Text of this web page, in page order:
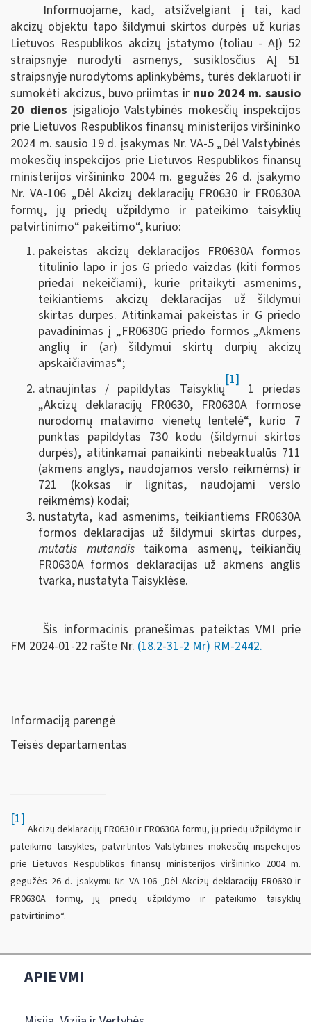
Informuojame, kad, atsižvelgiant į tai, kad
akcizų objektu tapo šildymui skirtos durpės už kurias
Lietuvos Respublikos akcizų įstatymo (toliau - AĮ) 52
straipsnyje nurodyti asmenys, susiklosčius AĮ 51
straipsnyje nurodytoms aplinkybėms, turės deklaruoti ir
sumokėti akcizus, buvo priimtas ir nuo 2024 m. sausio
20 dienos įsigaliojo Valstybinės mokesčių inspekcijos
prie Lietuvos Respublikos finansų ministerijos viršininko
2024 m. sausio 19 d. įsakymas Nr. VA-5 „Dėl Valstybinės
mokesčių inspekcijos prie Lietuvos Respublikos finansų
ministerijos viršininko 2004 m. gegužės 26 d. įsakymo
Nr. VA-106 „Dėl Akcizų deklaracijų FR0630 ir FR0630A
formų, jų priedų užpildymo ir pateikimo taisyklių
patvirtinimo“ pakeitimo“, kuriuo:
pakeistas akcizų deklaracijos FR0630A formos
titulinio lapo ir jos G priedo vaizdas (kiti formos
priedai nekeičiami), kurie pritaikyti asmenims,
teikiantiems akcizų deklaracijas už šildymui
skirtas durpes. Atitinkamai pakeistas ir G priedo
pavadinimas į „FR0630G priedo formos „Akmens
anglių ir (ar) šildymui skirtų durpių akcizų
apskaičiavimas“;
atnaujintas / papildytas Taisyklių
[1]
1 priedas
„Akcizų deklaracijų FR0630, FR0630A formose
nurodomų matavimo vienetų lentelė“, kurio 7
punktas papildytas 730 kodu (šildymui skirtos
durpės), atitinkamai panaikinti nebeaktualūs 711
(akmens anglys, naudojamos verslo reikmėms) ir
721 (koksas ir lignitas, naudojami verslo
reikmėms) kodai;
nustatyta, kad asmenims, teikiantiems FR0630A
formos deklaracijas už šildymui skirtas durpes,
mutatis mutandistaikoma asmenų, teikiančių
FR0630A formos deklaracijas už akmens anglis
tvarka, nustatyta Taisyklėse.
Šis informacinis pranešimas pateiktas VMI prie
FM 2024-01-22 rašte Nr. (18.2-31-2 Mr) RM-2442.
Informaciją parengė
Teisės departamentas
[1]
Akcizų deklaracijų FR0630 ir FR0630A formų, jų priedų užpildymo ir
pateikimo taisyklės, patvirtintos Valstybinės mokesčių inspekcijos
prie Lietuvos Respublikos finansų ministerijos viršininko 2004 m.
gegužės 26 d. įsakymu Nr. VA-106 „Dėl Akcizų deklaracijų FR0630 ir
FR0630A formų, jų priedų užpildymo ir pateikimo taisyklių
patvirtinimo“.
APIE VMI